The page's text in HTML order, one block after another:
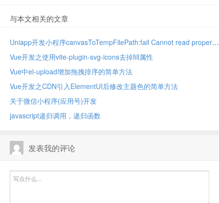
与本文相关的文章
Uniapp开发小程序canvasToTempFilePath:fail Cannot read property 'width' of undefined
Vue开发之使用vite-plugin-svg-icons去掉fill属性
Vue中el-upload增加拖拽排序的简单方法
Vue开发之CDN引入ElementUI后修改主题色的简单方法
关于微信小程序(应用号)开发
javascript递归调用，递归函数
发表我的评论